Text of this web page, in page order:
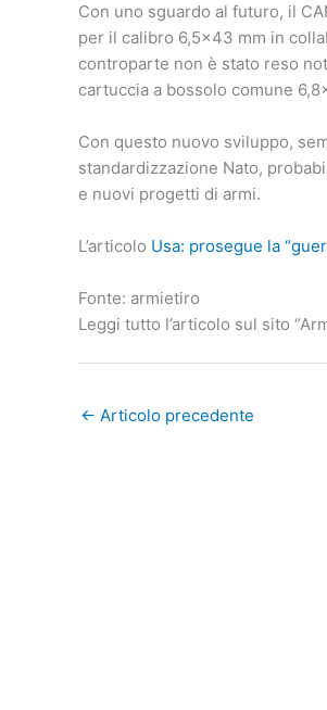
Con uno sguardo al futuro, il
per il calibro 6,5×43 mm in
controparte non è stato reso
cartuccia a bossolo comune
Con questo nuovo sviluppo,
standardizzazione Nato,
e nuovi progetti di armi.
L’articolo Usa: prosegue la
Fonte: armietiro
Leggi tutto l’articolo sul sito
← Articolo precedente